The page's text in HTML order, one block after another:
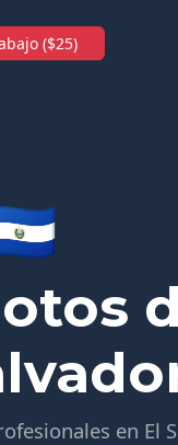
($25)
en El